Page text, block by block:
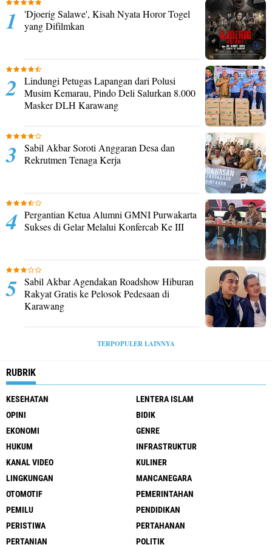
'Djoerig Salawe', Kisah Nyata Horor Togel
yang Difilmkan
Lindungi Petugas Lapangan dari Polusi
Musim Kemarau, Pindo Deli Salurkan 8.000
Masker DLH Karawang
Sabil Akbar Soroti Anggaran Desa dan
Rekrutmen Tenaga Kerja
Pergantian Ketua Alumni GMNI Purwakarta
Sukses di Gelar Melalui Konfercab Ke III
Sabil Akbar Agendakan Roadshow Hiburan
Rakyat Gratis ke Pelosok Pedesaan di
Karawang
TERPOPULER LAINNYA
RUBRIK
KESEHATAN
LENTERA ISLAM
OPINI
BIDIK
EKONOMI
GENRE
HUKUM
INFRASTRUKTUR
KANAL VIDEO
KULINER
LINGKUNGAN
MANCANEGARA
OTOMOTIF
PEMERINTAHAN
PEMILU
PENDIDIKAN
PERISTIWA
PERTAHANAN
PERTANIAN
POLITIK